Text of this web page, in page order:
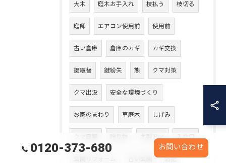
大木 庭木お手入れ 枝払う 枝切る
庭師 エアコン使用前 使用前
古い倉庫 倉庫のカギ カギ交換
鍵取替 鍵紛失 熊 クマ対策
クマ出没 安全な環境づくり
お家のまわり 草庭木 しげみ
木製ドア 入り口
防犯
0120-373-680 お問い合わせ